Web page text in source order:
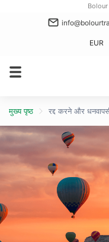
EUR
मुख्य पृष्ठ रद्द करने और